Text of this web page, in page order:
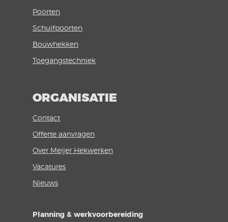
Poorten
Schuifpoorten
Bouwhekken
Toegangstechniek
ORGANISATIE
Contact
Offerte aanvragen
Over Meijer Hekwerken
Vacatures
Nieuws
Planning & werkvoorbereiding